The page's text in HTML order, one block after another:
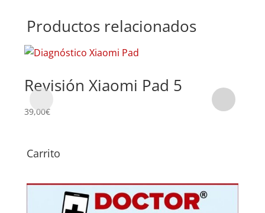
Productos relacionados
Revisión Xiaomi Pad 5
39,00€
Carrito